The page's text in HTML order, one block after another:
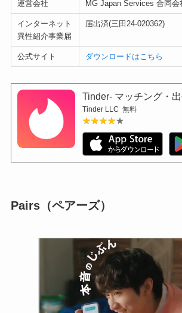
運営会社 MG Japan Services 合同会
インターネット
異性紹介事業届
届出済(三田24-020362)
公式サイト ダウンロードはこちら
Tinder- マッチング・
Tinder LLC 無料
★★★★★
★★★★★
Pairs（ペアーズ）